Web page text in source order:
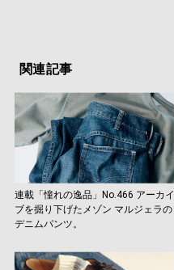
関連記事
連載「憧れの逸品」No.466 アーカイ
ブを掘り下げたメゾン マルジェラの
デニムパンツ。